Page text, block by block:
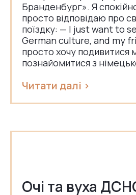
Бранденбург». Я
просто відповідаю про
поїздку: — I just want to
German culture, and my
просто хочу подивитися
познайомитися з
Читати далі >
Очі та вуха